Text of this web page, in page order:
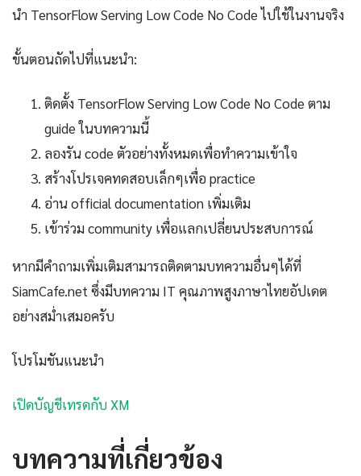
นำ TensorFlow Serving Low Code No Code ไปใช้ในงานจริง
ขั้นตอนถัดไปที่แนะนำ:
ติดตั้ง TensorFlow Serving Low Code No Code ตาม
guide ในบทความนี้
ลองรัน code ตัวอย่างทั้งหมดเพื่อทำความเข้าใจ
สร้างโปรเจคทดสอบเล็กๆเพื่อ practice
อ่าน official documentation เพิ่มเติม
เข้าร่วม community เพื่อแลกเปลี่ยนประสบการณ์
หากมีคำถามเพิ่มเติมสามารถติดตามบทความอื่นๆได้ที่
SiamCafe.net ซึ่งมีบทความ IT คุณภาพสูงภาษาไทยอัปเดต
อย่างสม่ำเสมอครับ
โปรโมชันแนะนำ
เปิดบัญชีเทรดกับ XM
บทความที่เกี่ยวข้อง